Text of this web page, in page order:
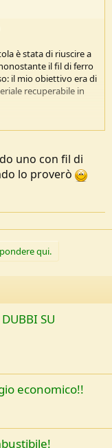
è stata di riuscire a
il fil di ferro
il mio obiettivo era di
recuperabile in
l'aspetto esile lo
invece è
del fil di ferro più
uno con fil di
lo proverò
qui.
SU
economico!!